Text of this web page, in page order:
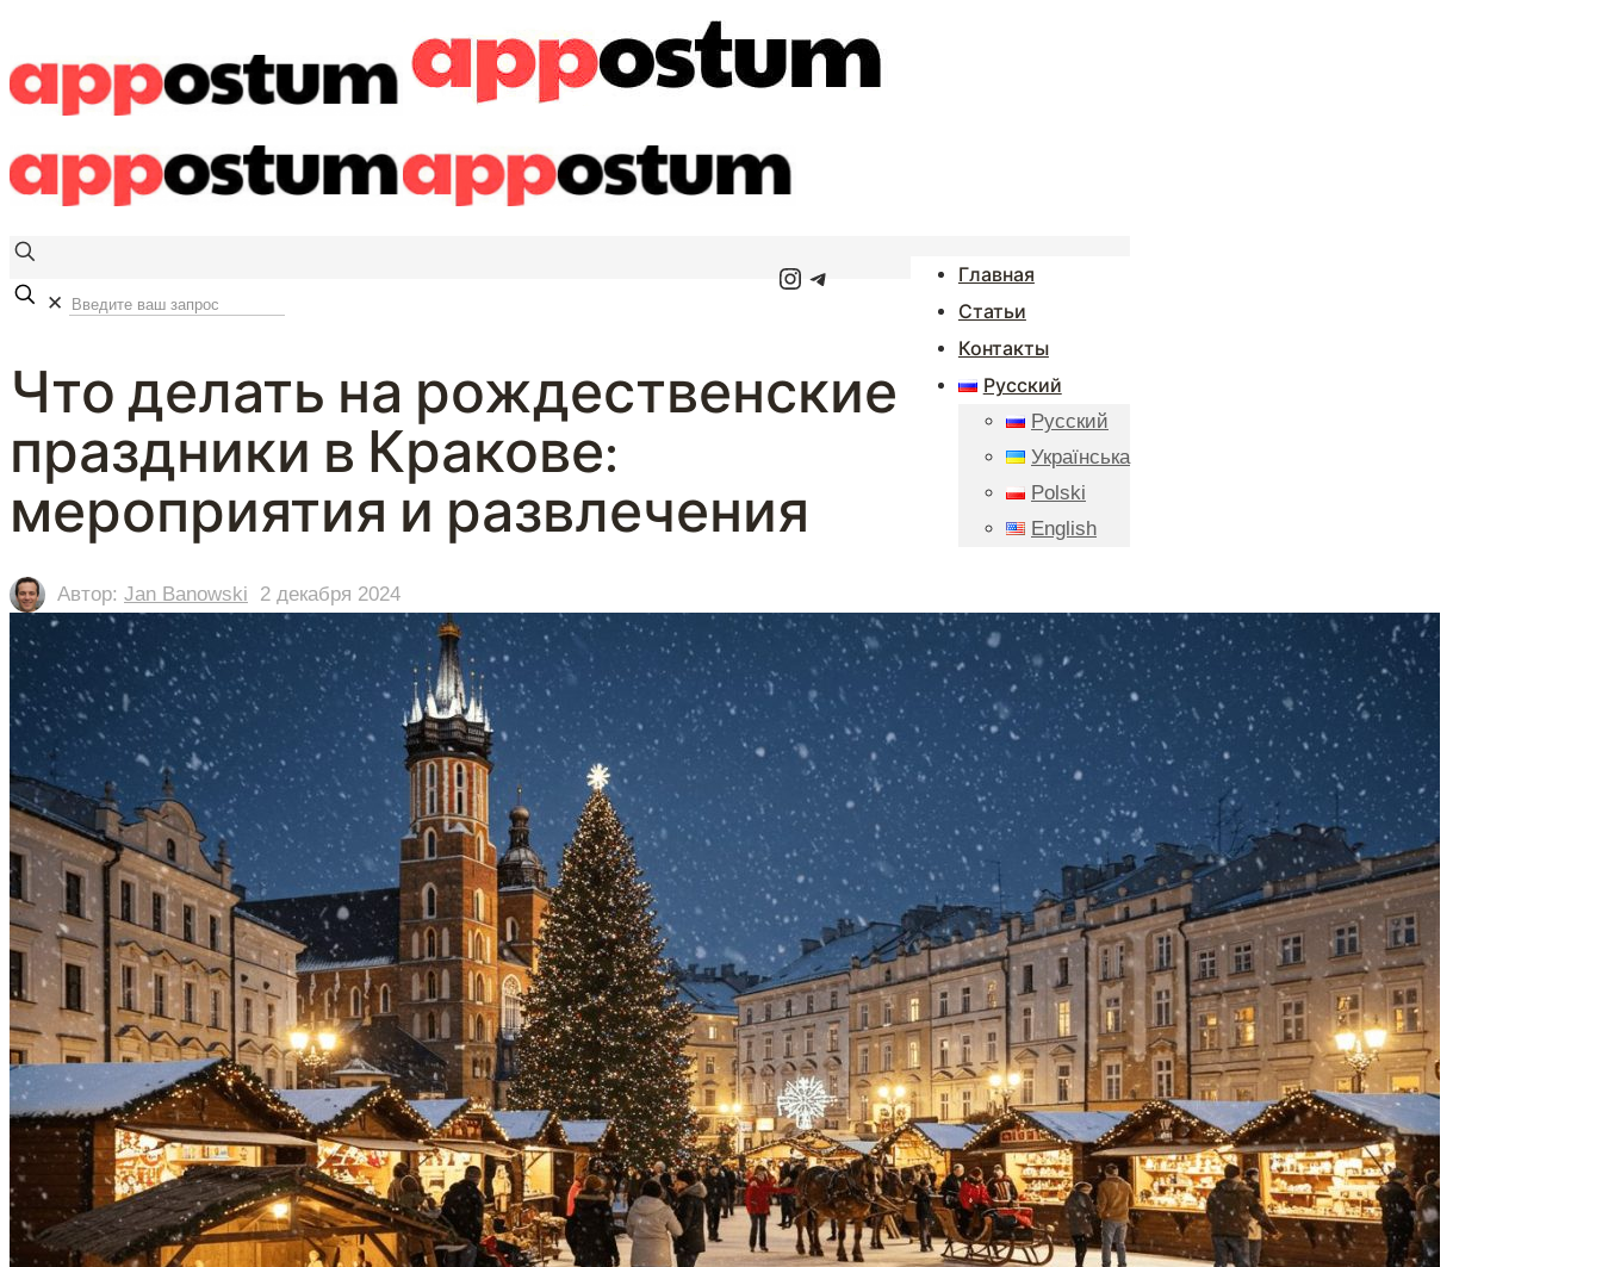
Главная
Статьи
Контакты
Русский
Русский
Українська
Polski
English
Instagram
Telegram
✕
Что делать на рождественские
праздники в Кракове:
мероприятия и развлечения
Автор: Jan Banowski 2 декабря 2024